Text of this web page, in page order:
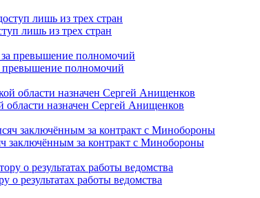
лишь из трех стран
превышение полномочий
области назначен Сергей Анищенков
заключённым за контракт с Минобороны
о результатах работы ведомства